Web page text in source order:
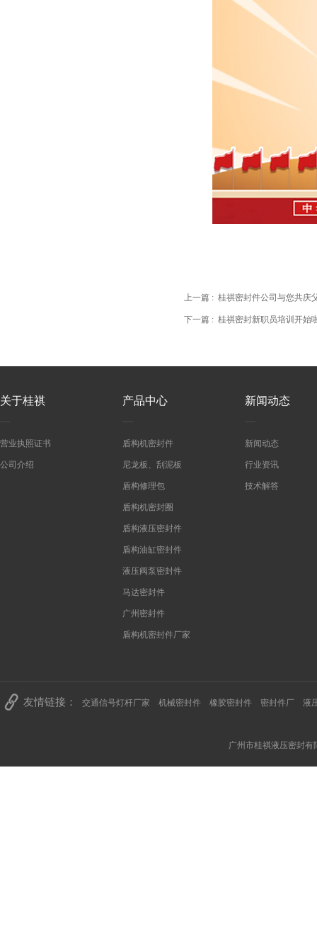
上一篇 : 桂祺密封件公司与您共庆
下一篇 : 桂祺密封新职员培训开始
关于桂祺
营业执照证书
公司介绍
产品中心
盾构机密封件
尼龙板、刮泥板
盾构修理包
盾构机密封圈
盾构液压密封件
盾构油缸密封件
液压阀泵密封件
马达密封件
广州密封件
盾构机密封件厂家
新闻动态
新闻动态
行业资讯
技术解答
友情链接： 交通信号灯杆厂家 机械密封件 橡胶密封件 密封件厂 液
广州市桂祺液压密封有